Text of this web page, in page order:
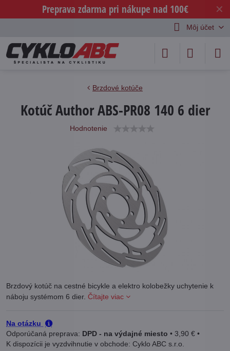
✕
Preprava zdarma pri nákupe nad 100€
Môj účet
Brzdové kotúče
Kotúč Author ABS-PR08 140 6 dier
Hodnotenie
Brzdový kotúč na cestné bicykle a elektro kolobežky uchytenie k
náboju systémom 6 dier. Čítajte viac
Na otázku
DPD - na výdajné miesto • 3,90 € •
Cyklo ABC s.r.o.